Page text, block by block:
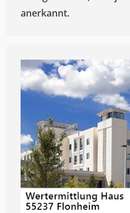
anerkannt.